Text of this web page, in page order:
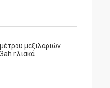
μαξιλαριών
ηλιακά